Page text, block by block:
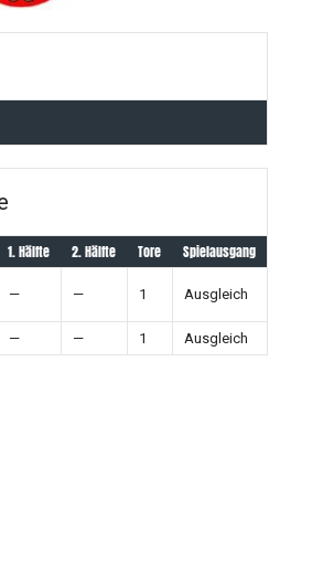
1. Hälfte 2. Hälfte Tore Spielausgang
— — 1 Ausgleich
— — 1 Ausgleich